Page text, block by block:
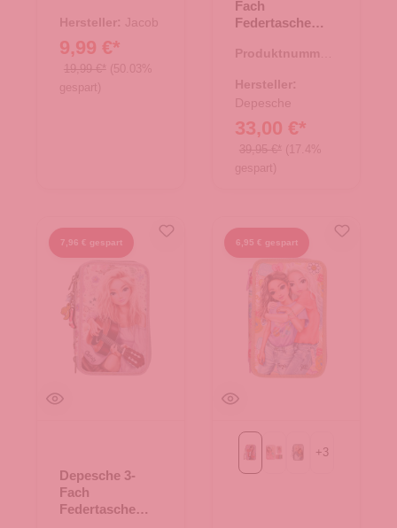
Hersteller: Jacob
9,99 €*
19,99 €* (50.03%
gespart)
Fach
Federtasche
POPPY SAND
Produktnummer:
Hersteller:
Depesche
33,00 €*
39,95 €* (17.4%
gespart)
7,96 € gespart
Depesche 3-
Fach
Federtasche
6,95 € gespart
GIRL POWER
JUICYMY BFF
+3